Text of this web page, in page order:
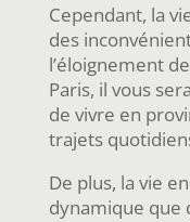
Cependant, la
des
l’éloignement
Paris, il vous
de vivre en
trajets
De plus, la vie
dynamique que